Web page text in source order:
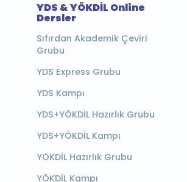
YDS & YÖKDİL Online
Dersler
Sıfırdan Akademik Çeviri
Grubu
YDS Express Grubu
YDS Kampı
YDS+YÖKDİL Hazırlık Grubu
YDS+YÖKDİL Kampı
YÖKDİL Hazırlık Grubu
YÖKDİL Kampı